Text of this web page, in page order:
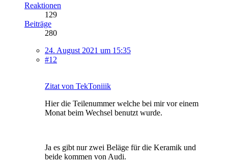
Reaktionen
129
Beiträge
280
24. August 2021 um 15:35
#12
Zitat von TekToniiik
Hier die Teilenummer welche bei mir vor einem
Monat beim Wechsel benutzt wurde.
Ja es gibt nur zwei Beläge für die Keramik und
beide kommen von Audi.